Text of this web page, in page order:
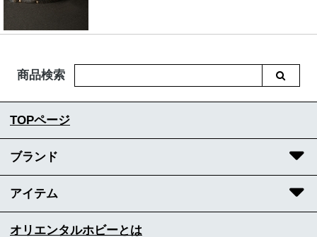
商品検索
TOPページ
ブランド
アイテム
オリエンタルホビーとは